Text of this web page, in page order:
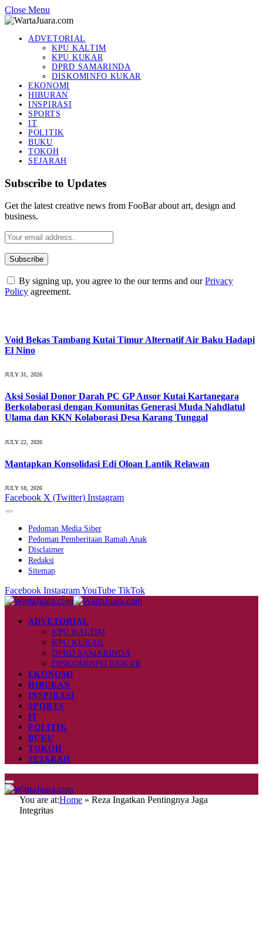
Close Menu
ADVETORIAL
KPU KALTIM
KPU KUKAR
DPRD SAMARINDA
DISKOMINFO KUKAR
EKONOMI
HIBURAN
INSPIRASI
SPORTS
IT
POLITIK
BUKU
TOKOH
SEJARAH
Subscribe to Updates
Get the latest creative news from FooBar about art, design and
business.
By signing up, you agree to the our terms and ourPrivacy
Policy agreement.
Void Bekas Tambang Kutai Timur Alternatif Air Baku Hadapi
El Nino
JULY 31, 2026
Aksi Sosial Donor Darah PC GP Ansor Kutai Kartanegara
Berkolaborasi dengan Komunitas Generasi Muda Nahdlatul
Ulama dan KKN Kolaborasi Desa Karang Tunggal
JULY 22, 2026
Mantapkan Konsolidasi Edi Oloan Lantik Relawan
JULY 18, 2026
Facebook X (Twitter) Instagram
Pedoman Media Siber
Pedoman Pemberitaan Ramah Anak
Disclaimer
Redaksi
Sitemap
Facebook InstagramYouTube TikTok
ADVETORIAL
KPU KALTIM
KPU KUKAR
DPRD SAMARINDA
DISKOMINFO KUKAR
EKONOMI
HIBURAN
INSPIRASI
SPORTS
IT
POLITIK
BUKU
TOKOH
SEJARAH
You are at:Home » Reza Ingatkan Pentingnya Jaga
Integritas